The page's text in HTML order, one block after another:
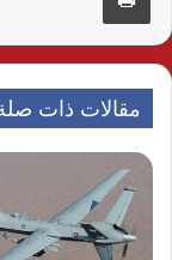
مقالات ذات